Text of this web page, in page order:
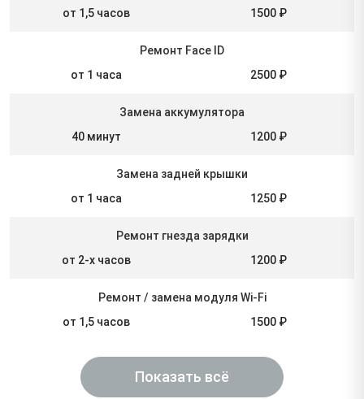
от 1,5 часов 1500 ₽
Ремонт Face ID
от 1 часа
2500 ₽
Замена аккумулятора
40 минут
1200 ₽
Замена задней крышки
от 1 часа
1250 ₽
Ремонт гнезда зарядки
от 2-х часов
1200 ₽
Ремонт / замена модуля Wi-Fi
от 1,5 часов
1500 ₽
Показать всё